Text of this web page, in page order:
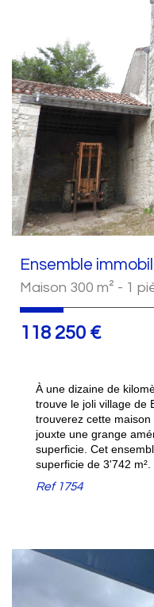
Ensemble
Maison 300 m² - 1
118 250 €
À une dizaine de
trouve le joli village de
trouverez cette
jouxte une grange
superficie. Cet
superficie de 3'742 m².
Ref1754